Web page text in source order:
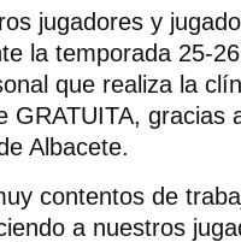
jugadores y
la temporada 25-
que realiza la
GRATUITA, gracias
Albacete.
contentos de
a nuestros